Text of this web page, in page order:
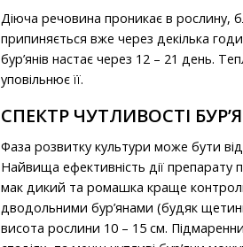
Діюча речовина проникає в рослину,
припиняється вже через декілька
бур’янів настає через 12 – 21 день.
уповільнює її.
СПЕКТР ЧУТЛИВОСТІ
Фаза розвитку культури може бути
Найвища ефективність дії препарату
мак дикий та ромашка краще
дводольними бур’янами (будяк
висота рослини 10 – 15 см.